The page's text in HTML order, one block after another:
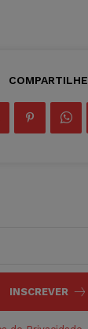
COMPARTILHE
INSCREVER